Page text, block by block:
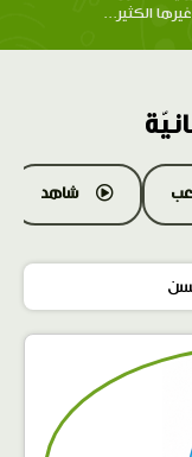
الكثير...
شاهد